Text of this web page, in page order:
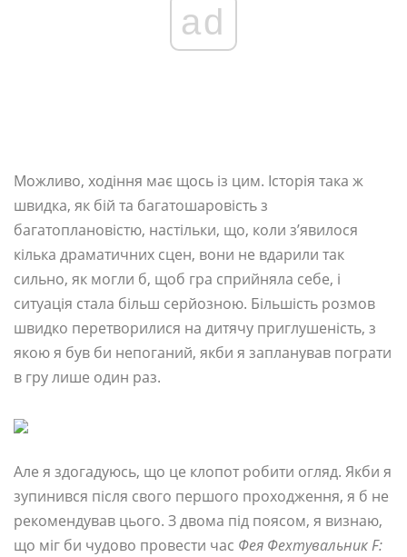
ad
Можливо, ходіння має щось із цим. Історія така ж
швидка, як бій та багатошаровість з
багатоплановістю, настільки, що, коли з’явилося
кілька драматичних сцен, вони не вдарили так
сильно, як могли б, щоб гра сприйняла себе, і
ситуація стала більш серйозною. Більшість розмов
швидко перетворилися на дитячу приглушеність, з
якою я був би непоганий, якби я запланував пограти
в гру лише один раз.
Але я здогадуюсь, що це клопот робити огляд. Якби я
зупинився після свого першого проходження, я б не
рекомендував цього. З двома під поясом, я визнаю,
що міг би чудово провести час Фея Фехтувальник F: